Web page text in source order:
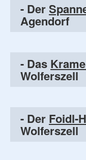
- Der
Agendorf
- Das
Wolferszell
- Der Foidl-
Wolferszell